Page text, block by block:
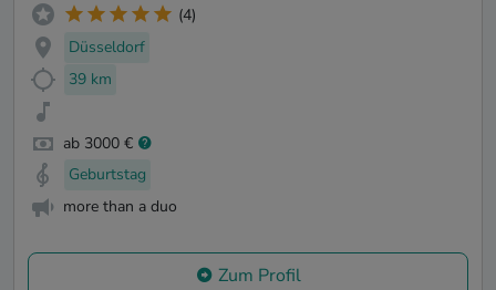
(4)
Düsseldorf
39 km
ab 3000 €
Geburtstag
more than a duo
Zum Profil